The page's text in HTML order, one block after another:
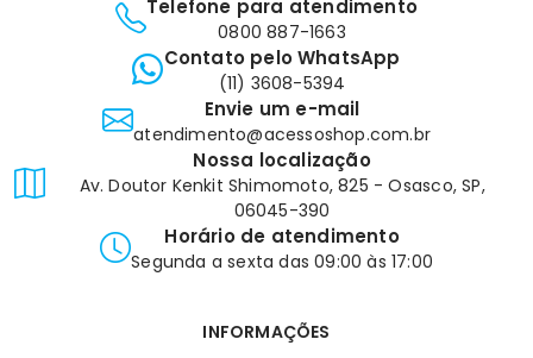
Telefone para atendimento
0800 887-1663
Contato pelo WhatsApp
(11) 3608-5394
Envie um e-mail
atendimento@acessoshop.com.br
Nossa localização
Av. Doutor Kenkit Shimomoto, 825 - Osasco, SP,
06045-390
Horário de atendimento
Segunda a sexta das 09:00 às 17:00
INFORMAÇÕES